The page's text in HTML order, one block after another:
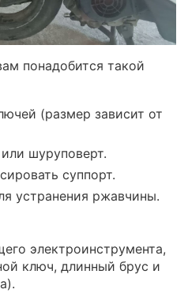
понадобится такой
(размер зависит от
шуруповерт.
суппорт.
устранения ржавчины.
электроинструмента,
ключ, длинный брус и